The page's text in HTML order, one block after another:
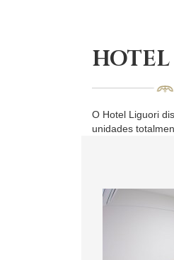
O Hotel Liguori
unidades